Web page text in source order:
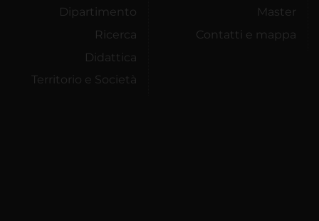
Dipartimento
Ricerca
Didattica
Territorio e Società
Master
Contatti e mappa